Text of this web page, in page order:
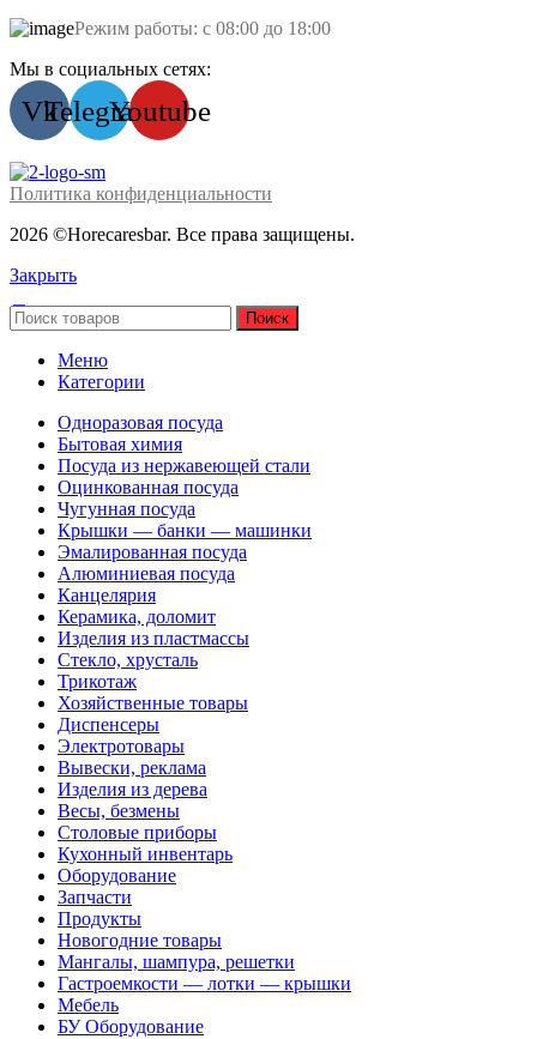
Режим работы: с 08:00 до 18:00
Мы в социальных сетях:
VkTelegramYoutube
2026 ©Horecaresbar. Все права защищены.
Политика конфиденциальности
Закрыть
Поиск
Меню
Категории
Одноразовая посуда
Бытовая химия
Посуда из нержавеющей стали
Оцинкованная посуда
Чугунная посуда
Крышки — банки — машинки
Эмалированная посуда
Алюминиевая посуда
Канцелярия
Керамика, доломит
Изделия из пластмассы
Стекло, хрусталь
Трикотаж
Хозяйственные товары
Диспенсеры
Электротовары
Вывески, реклама
Изделия из дерева
Весы, безмены
Столовые приборы
Кухонный инвентарь
Оборудование
Запчасти
Продукты
Новогодние товары
Мангалы, шампура, решетки
Гастроемкости — лотки — крышки
Мебель
БУ Оборудование